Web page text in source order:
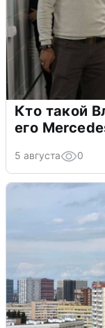
Кто такой
его
5 августа 0